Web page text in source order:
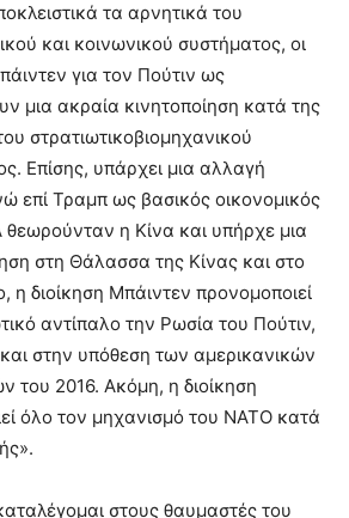
τα αρνητικά του
και κοινωνικού συστήματος, οι
για τον Πούτιν ως
μια ακραία κινητοποίηση κατά της
στρατιωτικοβιομηχανικού
Επίσης, υπάρχει μια αλλαγή
επί Τραμπ ως βασικός οικονομικός
η Κίνα και υπήρχε μια
στη Θάλασσα της Κίνας και στο
η διοίκηση Μπάιντεν προνομοποιεί
αντίπαλο την Ρωσία του Πούτιν,
στην υπόθεση των αμερικανικών
του 2016. Ακόμη, η διοίκηση
όλο τον μηχανισμό του ΝΑΤΟ κατά
στους θαυμαστές του